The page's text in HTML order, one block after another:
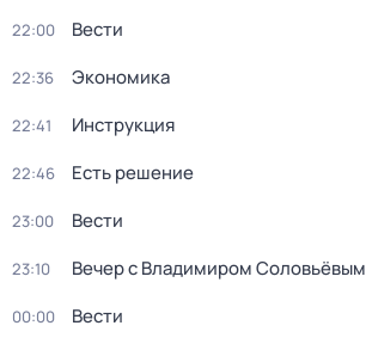
22:00 Вести
22:36 Экономика
22:41 Инструкция
22:46 Есть решение
23:00 Вести
23:10 Вечер с Владимиром Соловьёвым
00:00 Вести